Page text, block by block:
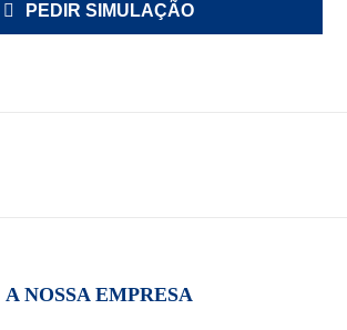
PEDIR SIMULAÇÃO
A NOSSA EMPRESA